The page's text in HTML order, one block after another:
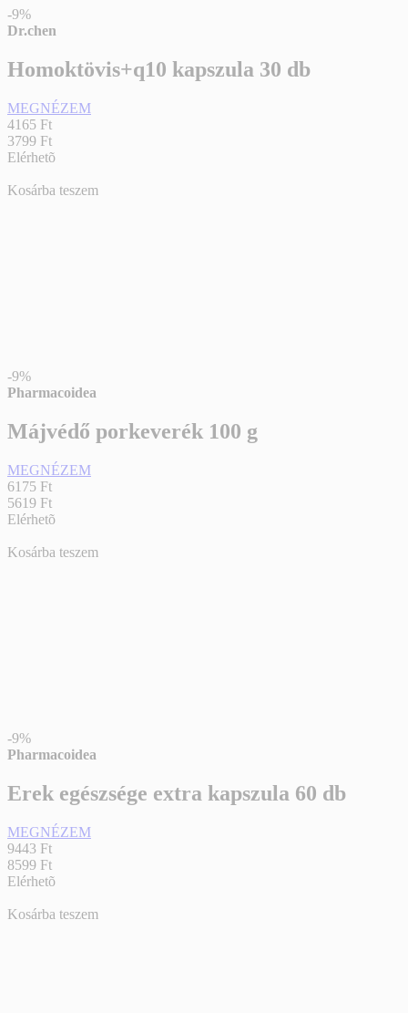
-9%
Dr.chen
Homoktövis+q10 kapszula 30 db
MEGNÉZEM
4165 Ft
3799 Ft
Elérhetõ
Kosárba teszem
-9%
Pharmacoidea
Májvédő porkeverék 100 g
MEGNÉZEM
6175 Ft
5619 Ft
Elérhetõ
Kosárba teszem
-9%
Pharmacoidea
Erek egészsége extra kapszula 60 db
MEGNÉZEM
9443 Ft
8599 Ft
Elérhetõ
Kosárba teszem